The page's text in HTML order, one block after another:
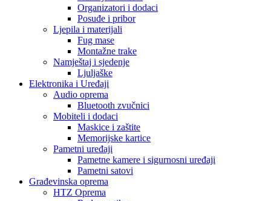
Organizatori i dodaci
Posuđe i pribor
Ljepila i materijali
Fug mase
Montažne trake
Namještaj i sjedenje
Ljuljaške
Elektronika i Uređaji
Audio oprema
Bluetooth zvučnici
Mobiteli i dodaci
Maskice i zaštite
Memorijske kartice
Pametni uređaji
Pametne kamere i sigurnosni uređaji
Pametni satovi
Građevinska oprema
HTZ Oprema